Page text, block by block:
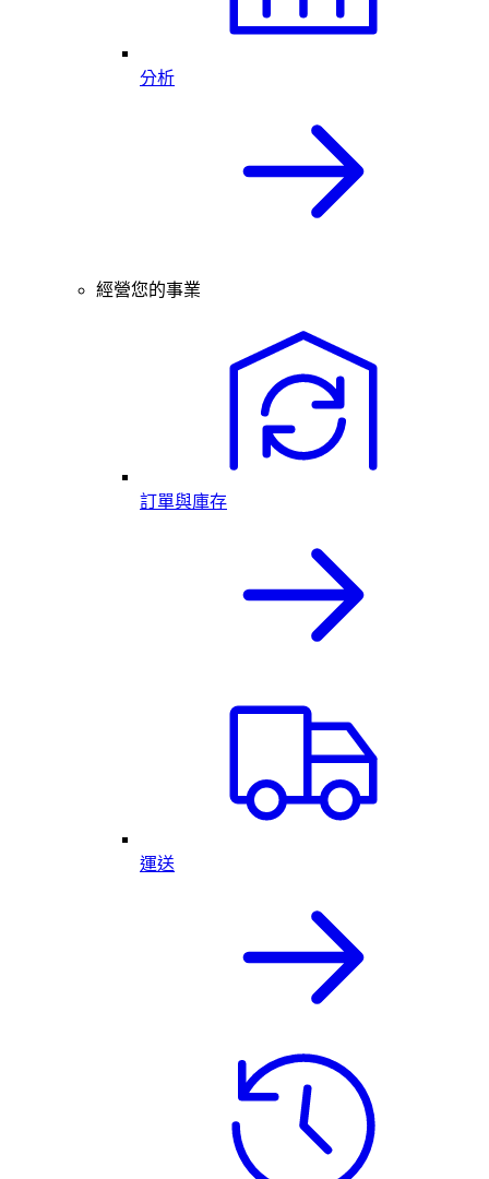
分析
經營您的事業
訂單與庫存
運送